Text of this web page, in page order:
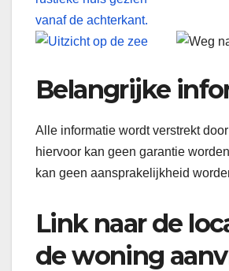
Belangrijke
Alle informatie wordt verstrekt
hiervoor kan geen garantie
kan geen aansprakelijkheid
Link naar de
de woning